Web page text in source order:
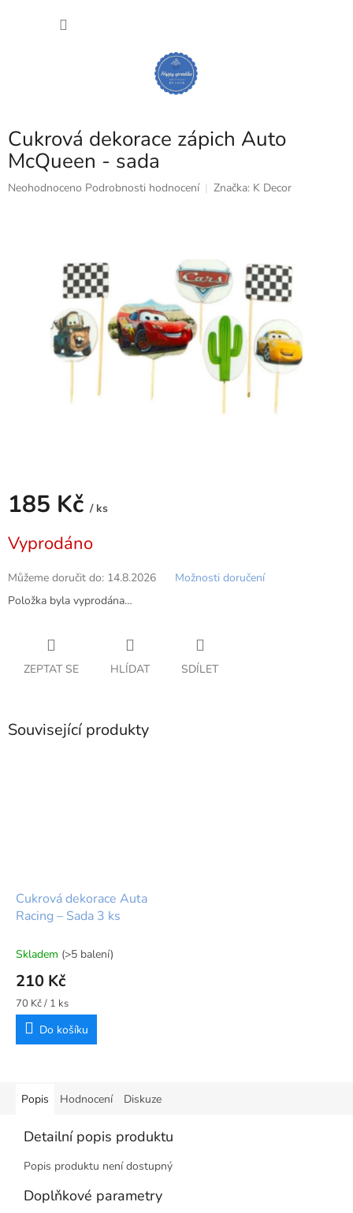
Cukrová dekorace zápich Auto
McQueen - sada
Průměrné
Neohodnoceno Podrobnosti hodnocení Značka: K Decor
185 Kč / ks
cena:
Vyprodáno
Můžeme doručit do: 14.8.2026
Možnosti doručení
Položka byla vyprodána…
ZEPTAT SE HLÍDAT SDÍLET
Související produkty
Cukrová dekorace Auta
Racing – Sada 3 ks
Skladem (>5 balení)
210 Kč
Měrná
cena:
70 Kč / 1 ks
Do košíku
Popis Hodnocení Diskuze
Detailní popis produktu
Popis produktu není dostupný
Doplňkové parametry